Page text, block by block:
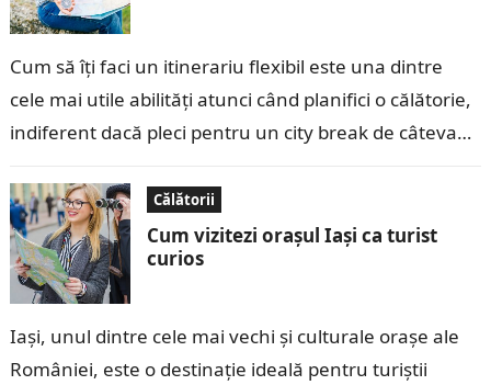
Cum să îți faci un itinerariu flexibil este una dintre
cele mai utile abilități atunci când planifici o călătorie,
indiferent dacă pleci pentru un city break de câteva…
Călătorii
Cum vizitezi orașul Iași ca turist
curios
Iași, unul dintre cele mai vechi și culturale orașe ale
României, este o destinație ideală pentru turiștii